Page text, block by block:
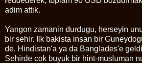
adim attik.
Yangon zamanin durdugu, herseyin
bir sehir. Ilk bakista insan bir
de, Hindistan'a ya da Banglades'e
Sehirde cok buyuk bir hint-musluman